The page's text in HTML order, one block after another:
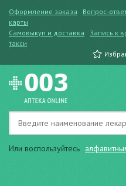
Оформление заказа Вопрос-
карты
Самовыкуп и доставка
Запись к
такси
Или воспользуйтесь